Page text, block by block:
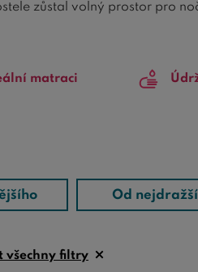
zůstal volný prostor pro
novou postel, nabídku
matraci
Od
všechny filtry